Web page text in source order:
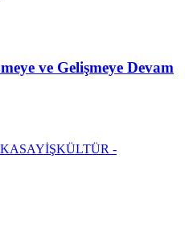
ve Gelişmeye Devam
ASAYİŞKÜLTÜR -